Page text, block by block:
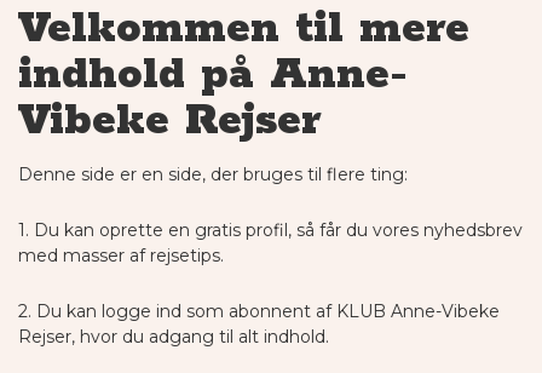
Velkommen til mere
indhold på Anne-
Vibeke Rejser
Denne side er en side, der bruges til flere ting:
1. Du kan oprette en gratis profil, så får du vores nyhedsbrev
med masser af rejsetips.
2. Du kan logge ind som abonnent af KLUB Anne-Vibeke
Rejser, hvor du adgang til alt indhold.